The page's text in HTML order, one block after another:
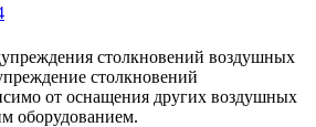
столкновений воздушных
столкновений
от оснащения других воздушных
оборудованием.